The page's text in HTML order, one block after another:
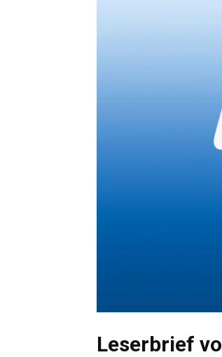
Leserbrief